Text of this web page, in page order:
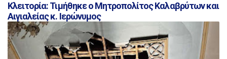
Κλειτορία: Τιμήθηκε ο Μητροπολίτος Καλαβρύτων και
Αιγιαλείας κ. Ιερώνυμος